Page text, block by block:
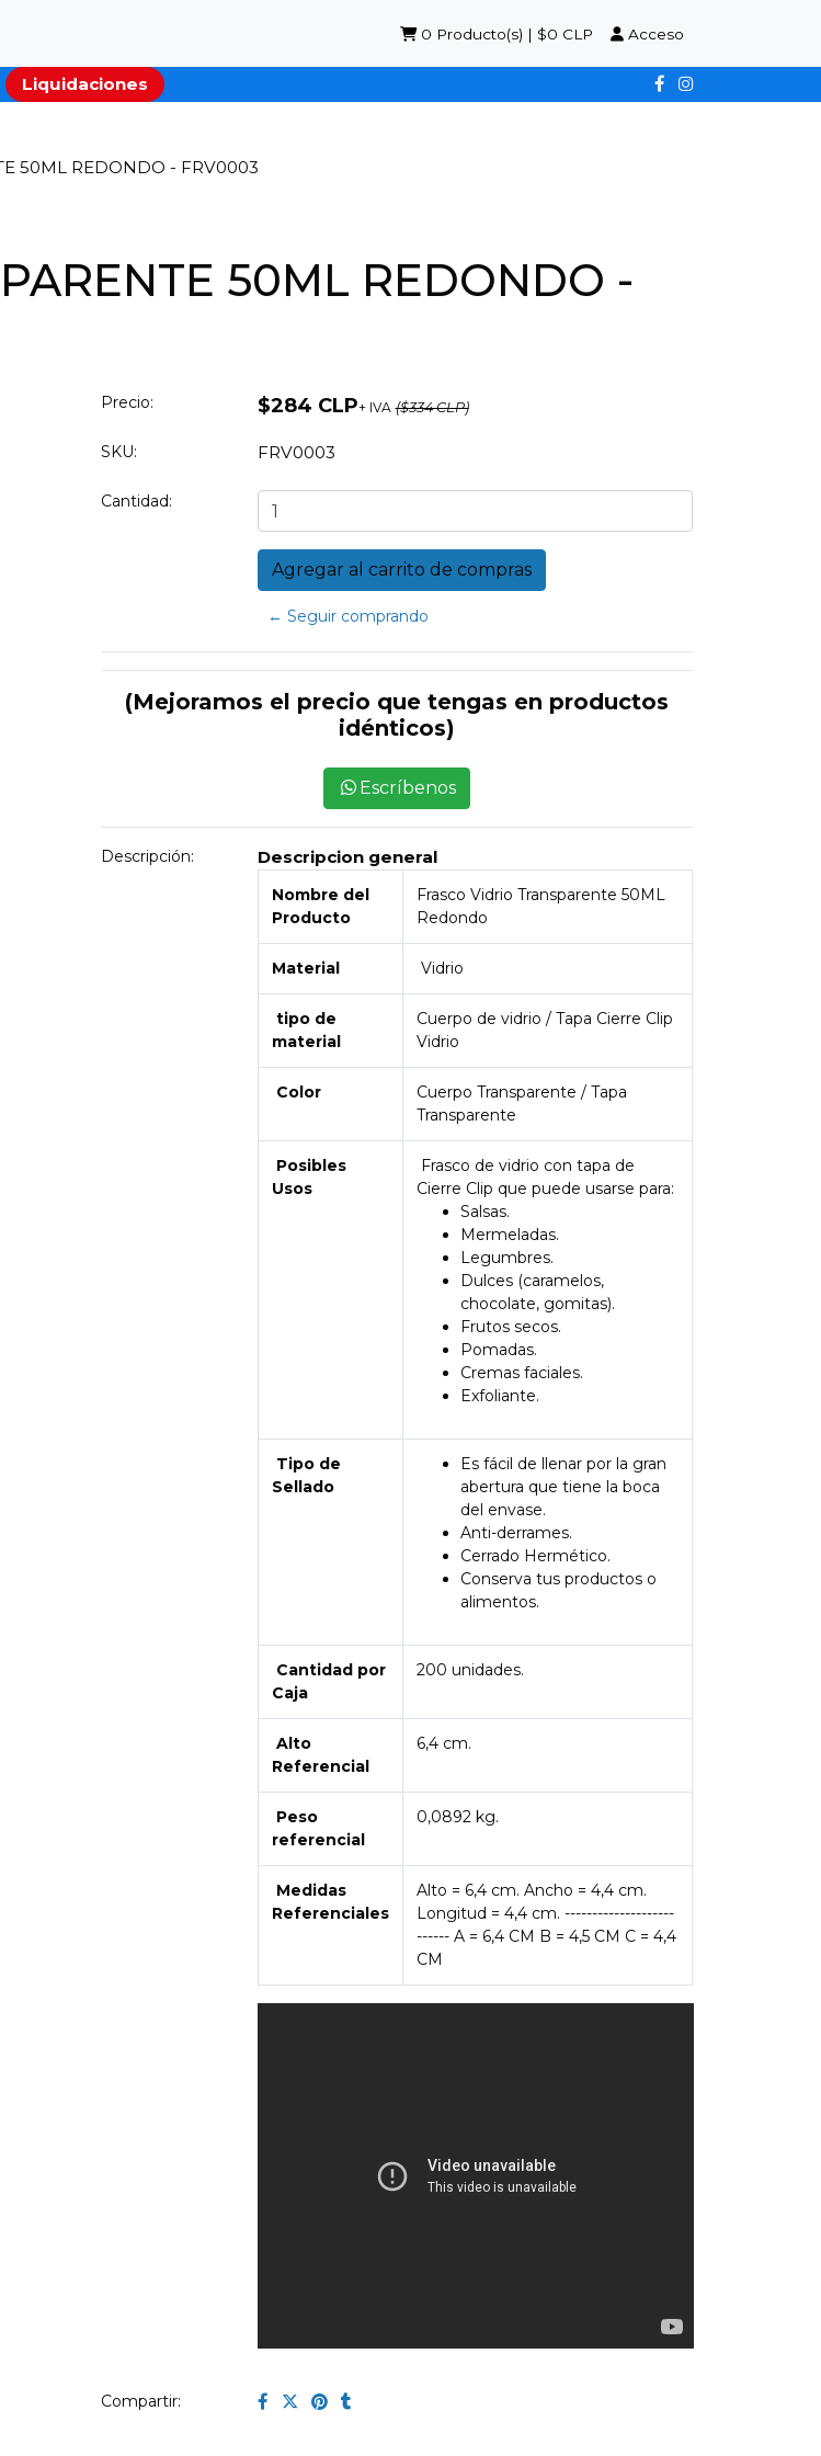
0 Producto(s) | $0 CLP Acceso
Liquidaciones
50ML REDONDO - FRV0003
50ML REDONDO -
Precio: $284 CLP+ IVA ($334 CLP)
SKU: FRV0003
Cantidad:
← Seguir comprando
(Mejoramos el precio que tengas en productos
idénticos)
Escríbenos
Descripción: Descripcion general
Nombre del
Producto
Frasco Vidrio Transparente 50ML
Redondo
Material Vidrio
tipo de
material
Cuerpo de vidrio / Tapa Cierre Clip
Vidrio
Color
Cuerpo Transparente / Tapa
Transparente
Posibles
Usos
Frasco de vidrio con tapa de
Cierre Clip que puede usarse para:
Salsas.
Mermeladas.
Legumbres.
Dulces (caramelos,
chocolate, gomitas).
Frutos secos.
Pomadas.
Cremas faciales.
Exfoliante.
Tipo de
Sellado
Es fácil de llenar por la gran
abertura que tiene la boca
del envase.
Anti-derrames.
Cerrado Hermético.
Conserva tus productos o
alimentos.
Cantidad por
Caja
200 unidades.
Alto
Referencial
6,4 cm.
Peso
referencial
0,0892 kg.
Medidas
Referenciales
Alto = 6,4 cm. Ancho = 4,4 cm.
Longitud = 4,4 cm. --------------------
------ A = 6,4 CM B = 4,5 CM C = 4,4
CM
Compartir: